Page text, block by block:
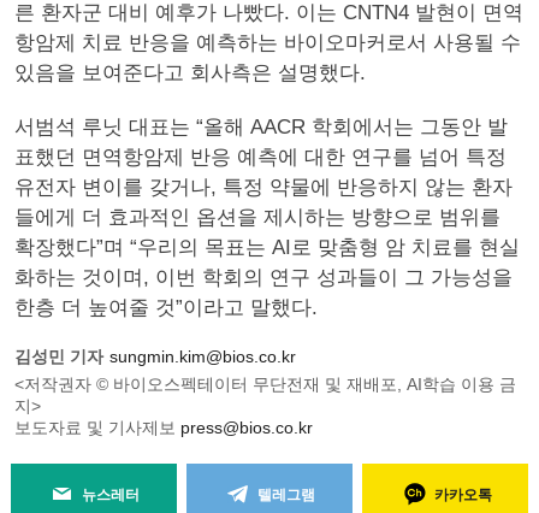
른 환자군 대비 예후가 나빴다. 이는 CNTN4 발현이 면역
항암제 치료 반응을 예측하는 바이오마커로서 사용될 수
있음을 보여준다고 회사측은 설명했다.
서범석 루닛 대표는 “올해 AACR 학회에서는 그동안 발
표했던 면역항암제 반응 예측에 대한 연구를 넘어 특정
유전자 변이를 갖거나, 특정 약물에 반응하지 않는 환자
들에게 더 효과적인 옵션을 제시하는 방향으로 범위를
확장했다”며 “우리의 목표는 AI로 맞춤형 암 치료를 현실
화하는 것이며, 이번 학회의 연구 성과들이 그 가능성을
한층 더 높여줄 것”이라고 말했다.
김성민 기자 sungmin.kim@bios.co.kr
<저작권자 © 바이오스펙테이터 무단전재 및 재배포, AI학습 이용 금
지>
보도자료 및 기사제보 press@bios.co.kr
뉴스레터 텔레그램 카카오톡